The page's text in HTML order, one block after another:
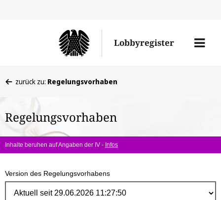
Lobbyregister
Menü
befinden
hier:
zurück zu: Regelungsvorhaben
Regelungsvorhaben
Inhalte beruhen auf Angaben der IV - Infos
Version des Regelungsvorhabens